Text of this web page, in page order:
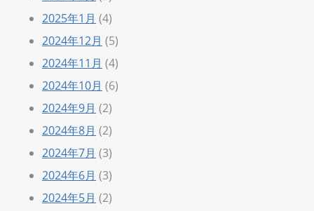
2025年1月 (4)
2024年12月 (5)
2024年11月 (4)
2024年10月 (6)
2024年9月 (2)
2024年8月 (2)
2024年7月 (3)
2024年6月 (3)
2024年5月 (2)